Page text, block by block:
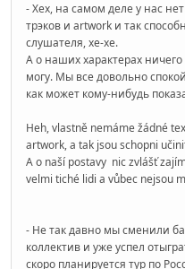
- Хех, на самом деле у нас
трэков и artwork и так
слушателя, хе-хе.
А о наших характерах ничего
могу. Мы все довольно
как может кому-нибудь
Heh, vlastně nemáme žádné
artwork, a tak jsou schopni
A o naší postavy nic zvlášť
velmi tiché lidi a vůbec nejsou
- Не так давно мы сменили
коллектив и уже успел
скоро планируется тур по